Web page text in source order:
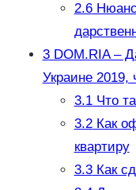
2.6
3DOM.RIA –
Украине 2019,
3.1Что
3.2Как
квартиру
3.3Как